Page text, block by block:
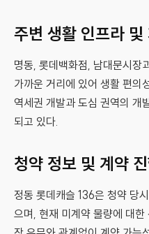
주변 생활 인프라 및
명동, 롯데백화점, 남대문시장
가까운 거리에 있어 생활 편의
역세권 개발과 도심 권역의 개
되고 있다.
청약 정보 및 계약
정동 롯데캐슬 136은 청약 당
으며, 현재 미계약 물량에 대